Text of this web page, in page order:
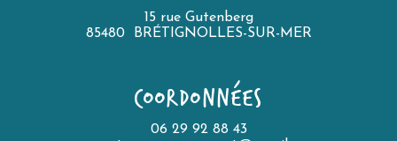
15 rue Gutenberg
85480 BRÉTIGNOLLES-SUR-MER
COORDONNÉES
06 29 92 88 43